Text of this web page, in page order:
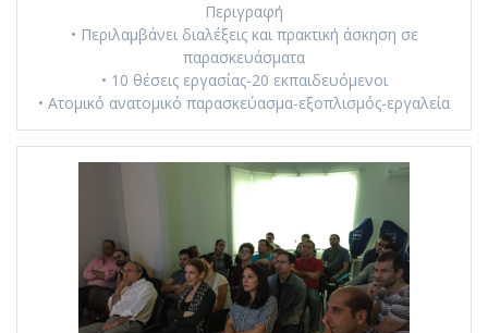
Περιγραφή
• Περιλαμβάνει διαλέξεις και πρακτική άσκηση σε
παρασκευάσματα
• 10 θέσεις εργασίας-20 εκπαιδευόμενοι
• Ατομικό ανατομικό παρασκεύασμα-εξοπλισμός-εργαλεία